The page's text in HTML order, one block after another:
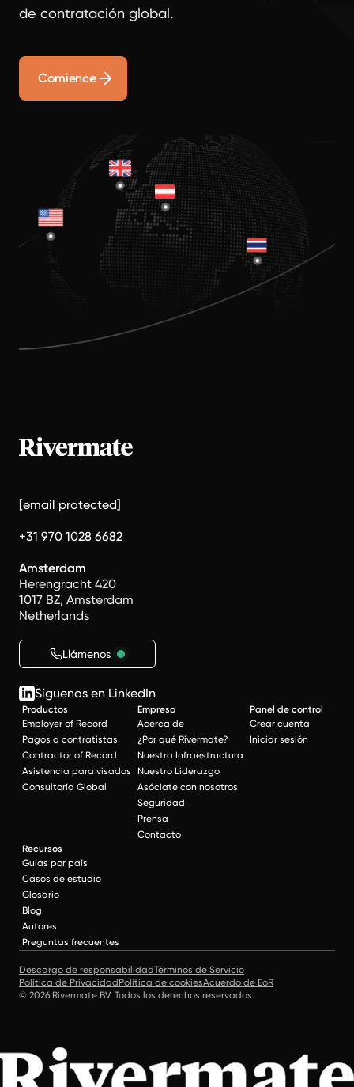
de contratación global.
Comience
[email protected]
+31 970 1028 6682
Amsterdam
Herengracht 420
1017 BZ, Amsterdam
Netherlands
Llámenos
Síguenos en LinkedIn
Productos
Employer of Record
Pagos a contratistas
Contractor of Record
Asistencia para visados
Consultoría Global
Empresa
Acerca de
¿Por qué Rivermate?
Nuestra Infraestructura
Nuestro Liderazgo
Asóciate con nosotros
Seguridad
Prensa
Contacto
Panel de control
Crear cuenta
Iniciar sesión
Recursos
Guías por país
Casos de estudio
Glosario
Blog
Autores
Preguntas frecuentes
Descargo de responsabilidadTérminos de Servicio
Política de PrivacidadPolítica de cookiesAcuerdo de EoR
© 2026 Rivermate BV. Todos los derechos reservados.